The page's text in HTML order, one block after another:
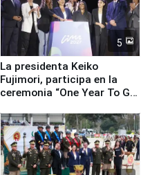
5
La presidenta Keiko
Fujimori, participa en la
ceremonia “One Year To Go